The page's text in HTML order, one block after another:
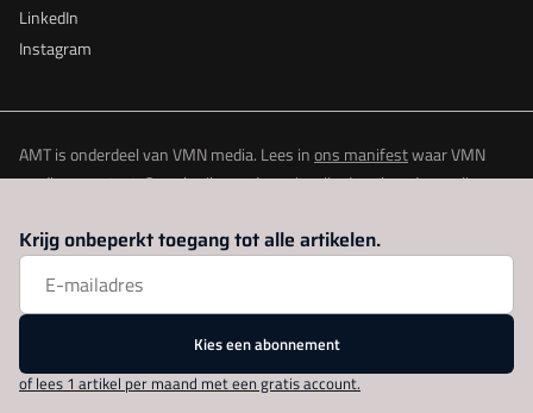
LinkedIn
Instagram
AMT is onderdeel van VMN media. Lees inons manifestwaar VMN
media voor staat. Op gebruik van deze site zijn de volgende regelingen
Privacy instellingen
Krijg onbeperkt toegang tot alle artikelen.
Kies een abonnement
of lees 1 artikel per maand met een gratis account.